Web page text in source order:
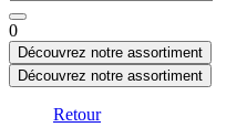
0
Découvrez notre assortiment
Découvrez notre assortiment
Retour